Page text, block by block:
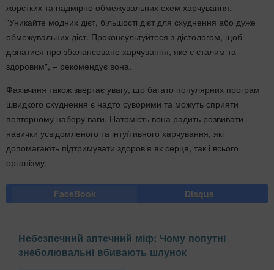
жорстких та надмірно обмежувальних схем харчування.
"Уникайте модних дієт, більшості дієт для схуднення або дуже
обмежувальних дієт. Проконсультуйтеся з дієтологом, щоб
дізнатися про збалансоване харчування, яке є сталим та
здоровим", – рекомендує вона.
Фахівчиня також звертає увагу, що багато популярних програм
швидкого схуднення є надто суворими та можуть сприяти
повторному набору ваги. Натомість вона радить розвивати
навички усвідомленого та інтуїтивного харчування, які
допомагають підтримувати здоров’я як серця, так і всього
організму.
FaceBook Disqus
Небезпечний аптечний міф: Чому попутні
знеболювальні вбивають шлунок